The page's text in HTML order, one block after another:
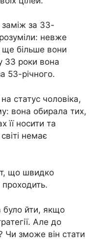
за 33-
невже
ще більше вони
33 роки вона
53-річного.
статус чоловіка,
вона обирала тих,
її носити та
немає
що швидко
проходить.
було йти, якщо
Але до
Чи зможе він стати